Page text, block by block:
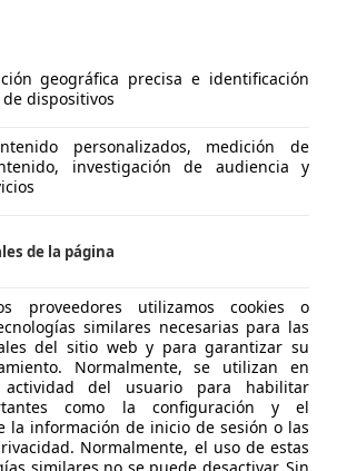
02/2016
geográfica precisa e identificación
dispositivos
personalizados, medición de
investigación de audiencia y
de la página
proveedores utilizamos cookies o
similares necesarias para las
del sitio web y para garantizar su
Normalmente, se utilizan en
del usuario para habilitar
como la configuración y el
la información de inicio de sesión o las
Normalmente, el uso de estas
similares no se puede desactivar. Sin